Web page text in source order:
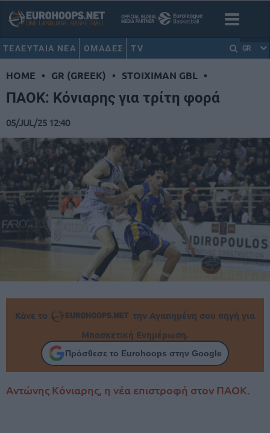
ΤΕΛΕΥΤΑΙΑ ΝΕΑ ΟΜΑΔΕΣ TV GR
HOME • GR (GREEK) • STOIXIMAN GBL •
ΠΑΟΚ: Κόνιαρης για τρίτη φορά
05/JUL/25 12:40
Κάνε το
την Αγαπημένη σου πηγή για
Μπασκετική Ενημέρωση.
Πρόσθεσε το Eurohoops στην Google
Αντώνης Κόνιαρης, η νέα επιστροφή στον ΠΑΟΚ.